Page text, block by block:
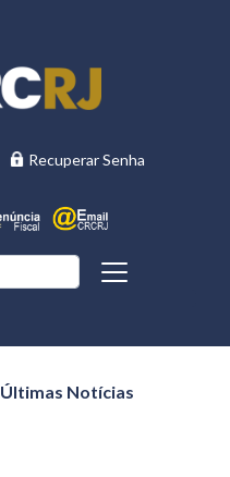
Recuperar Senha
Últimas Notícias